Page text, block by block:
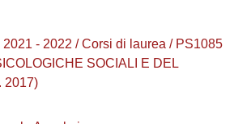
2021 - 2022 / Corsi di laurea / PS1085
SOCIALI E DEL
2017)